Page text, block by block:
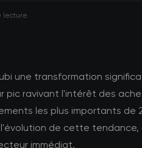
lecture
une transformation
pic ravivant l'intérêt des
les plus importants de
de cette tendance,
immédiat.